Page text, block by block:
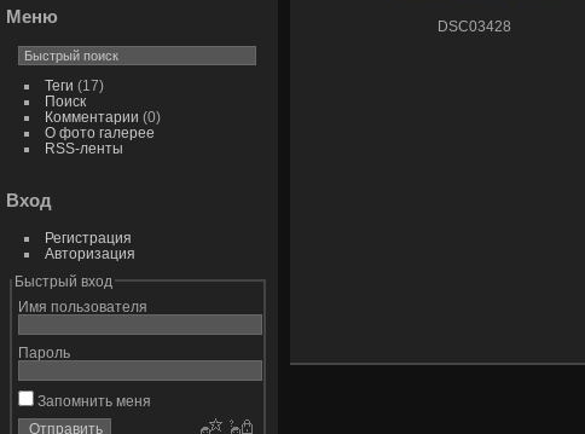
Меню
Теги (17)
Поиск
Комментарии (0)
О фото галерее
RSS-ленты
Вход
Регистрация
Авторизация
Быстрый вход
Имя пользователя
Пароль
Запомнить меня
DSC03428